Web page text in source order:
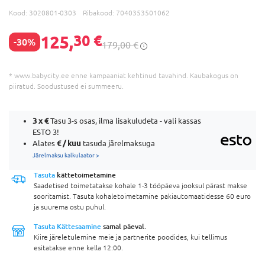
Kood: 3020801-0303 Ribakood: 7040353501062
-30% 125,30 €179,00 €
* www.babycity.ee enne kampaaniat kehtinud tavahind. Kaubakogus on
piiratud. Soodustused ei summeeru.
3 x€Tasu 3-s osas, ilma lisakuludeta - vali kassas
ESTO 3!
Alates € / kuu tasuda järelmaksuga
Järelmaksu kalkulaator >
Tasuta kättetoimetamine
Saadetised toimetatakse kohale 1-3 tööpäeva jooksul pärast makse
sooritamist. Tasuta kohaletoimetamine pakiautomaatidesse 60 euro
ja suurema ostu puhul.
Tasuta Kättesaamine samal päeval.
Kiire järeletulemine meie ja partnerite poodides, kui tellimus
esitatakse enne kella 12:00.